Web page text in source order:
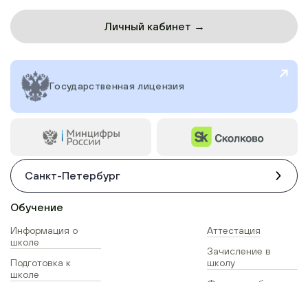
Личный кабинет →
Государственная лицензия
Санкт-Петербург
Обучение
Информация о
школе
Подготовка к
школе
Аттестация
Зачисление в
школу